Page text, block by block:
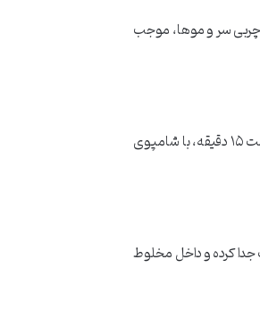
سر و موها، موجب
آبلیموی تازه یا روغن لیمو باعث افزایش رشد مو می‌شود و به سلامت پوست سر نیز کمک خواهد کرد. کافیست آبلیمو را به کف سر و موهایتان زده و پس از گذشت ۱۵ دقیقه، با شامپوی
کرده و داخل مخلوط